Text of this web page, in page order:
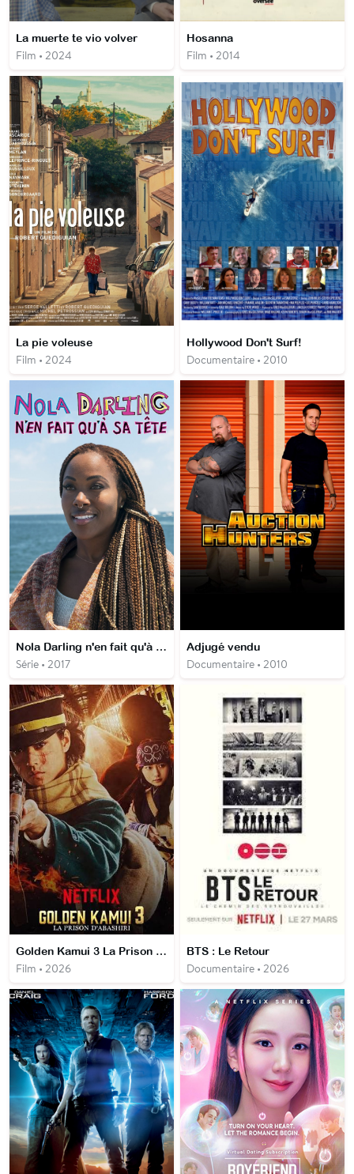
La muerte te vio volver
Film • 2024
Hosanna
Film • 2014
La pie voleuse
Film • 2024
Hollywood Don't Surf!
Documentaire • 2010
Nola Darling n'en fait qu'à sa tête
Série • 2017
Adjugé vendu
Documentaire • 2010
Golden Kamui 3 La Prison d'Abashiri
Film • 2026
BTS : Le Retour
Documentaire • 2026